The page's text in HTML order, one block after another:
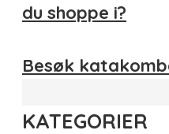
du shoppe i?
Besøk
KATEGORIER